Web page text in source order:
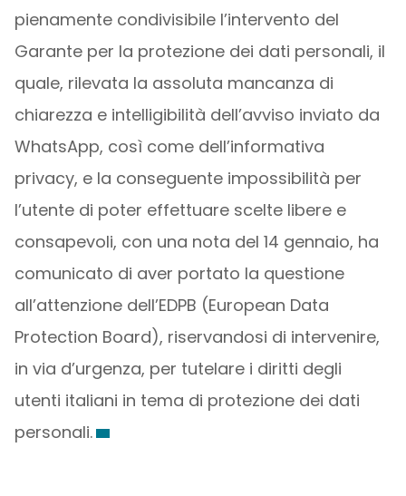
pienamente condivisibile l’intervento del
Garante per la protezione dei dati personali, il
quale, rilevata la assoluta mancanza di
chiarezza e intelligibilità dell’avviso inviato da
WhatsApp, così come dell’informativa
privacy, e la conseguente impossibilità per
l’utente di poter effettuare scelte libere e
consapevoli, con una nota del 14 gennaio, ha
comunicato di aver portato la questione
all’attenzione dell’EDPB (European Data
Protection Board), riservandosi di intervenire,
in via d’urgenza, per tutelare i diritti degli
utenti italiani in tema di protezione dei dati
personali.